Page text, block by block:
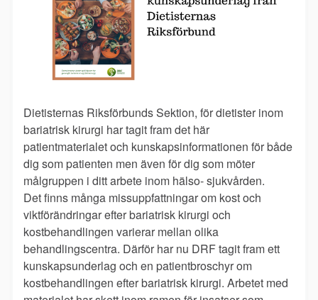
Dietisternas Riksförbunds Sektion, för dietister inom
bariatrisk kirurgi har tagit fram det här
patientmaterialet och kunskapsinformationen för både
dig som patienten men även för dig som möter
målgruppen i ditt arbete inom hälso- sjukvården.
Det finns många missuppfattningar om kost och
viktförändringar efter bariatrisk kirurgi och
kostbehandlingen varierar mellan olika
behandlingscentra. Därför har nu DRF tagit fram ett
kunskapsunderlag och en patientbroschyr om
kostbehandlingen efter bariatrisk kirurgi. Arbetet med